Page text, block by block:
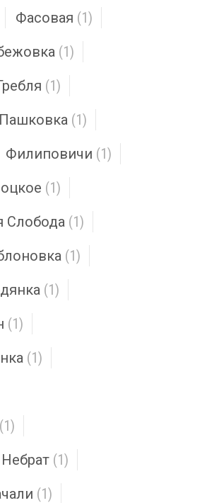
Фасовая (1)
(1)
(1)
Пашковка (1)
Филиповичи (1)
(1)
Слобода (1)
(1)
(1)
(1)
(1)
(1)
Небрат (1)
(1)